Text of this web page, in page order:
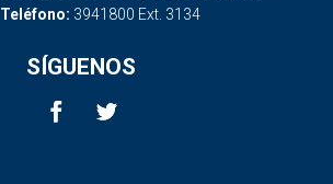
Teléfono: 3941800 Ext. 3134
SÍGUENOS